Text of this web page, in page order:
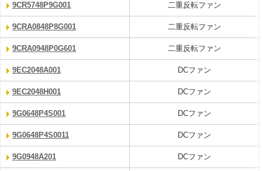
9CR5748P9G001 二重反転ファン
9CRA0848P8G001 二重反転ファン
9CRA0948P0G601 二重反転ファン
9EC2048A001 DCファン
9EC2048H001 DCファン
9G0648P4S001 DCファン
9G0648P4S0011 DCファン
9G0948A201 DCファン